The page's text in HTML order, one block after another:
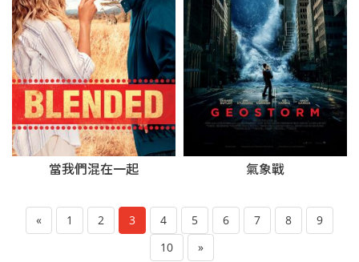
當我們混在一起 氣象戰
« 1 2 3 4 5 6 7 8
9
10
»